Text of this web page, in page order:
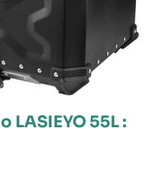
LASIEYO 55L :